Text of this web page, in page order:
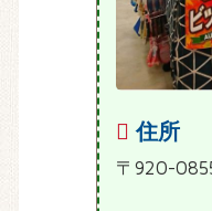
住所
〒920-